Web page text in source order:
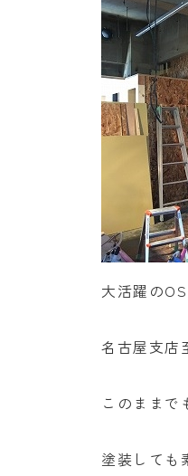
大活躍の
名古屋支店
このままで
塗装しても